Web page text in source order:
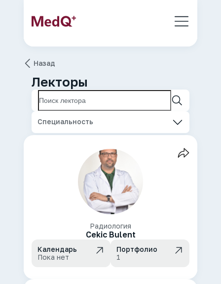
Назад
Лекторы
Специальность
Радиология
Cekic Bulent
Календарь
Пока нет
Портфолио
1